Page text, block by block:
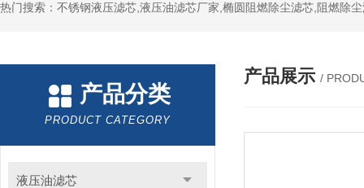
热门搜索：不锈钢液压滤芯,液压油滤芯厂家,椭圆阻燃除尘滤芯,阻燃除
产品分类
PRODUCT CATEGORY
液压油滤芯
产品展示 /